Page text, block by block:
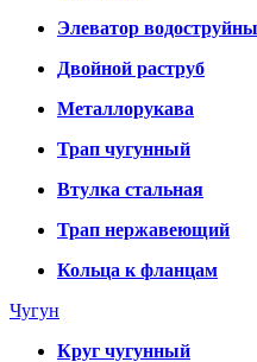
Элеватор
Двойной раструб
Металлорукава
Трап чугунный
Втулка стальная
Трап нержавеющий
Кольца к фланцам
Чугун
Круг чугунный